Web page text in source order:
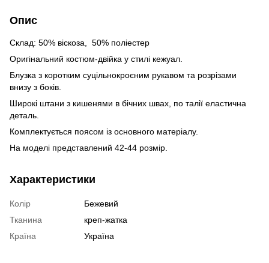
Опис
Склад: 50% віскоза, 50% поліестер
Оригінальний костюм-двійка у стилі кежуал.
Блузка з коротким суцільнокроєним рукавом та розрізами
внизу з боків.
Широкі штани з кишенями в бічних швах, по талії еластична
деталь.
Комплектується поясом із основного матеріалу.
На моделі представлений 42-44 розмір.
Характеристики
Колір
Бежевий
Тканина
креп-жатка
Країна
Україна